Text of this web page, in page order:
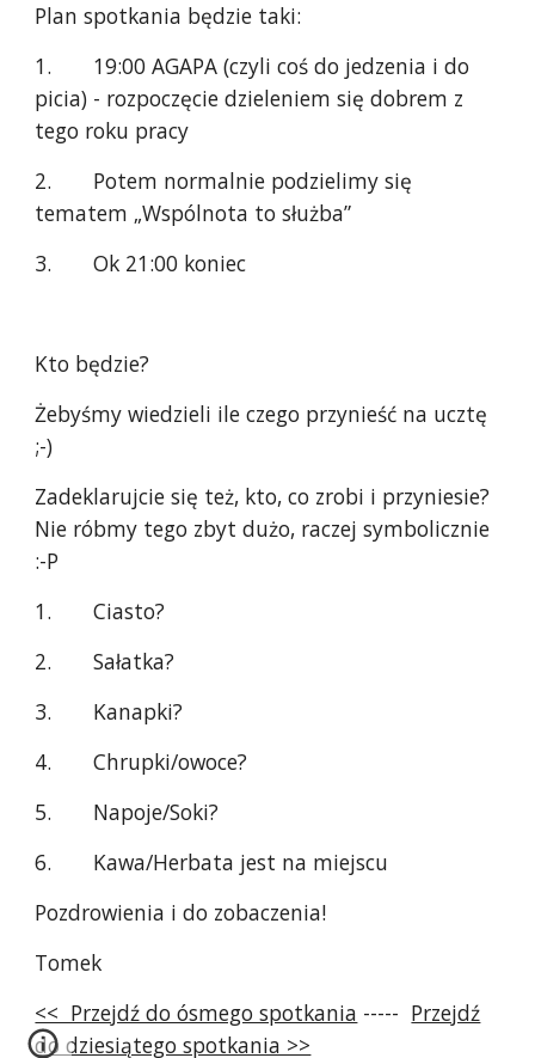
Plan spotkania będzie taki:
1. 19:00 AGAPA (czyli coś do jedzenia i do
picia) - rozpoczęcie dzieleniem się dobrem z
tego roku pracy
2. Potem normalnie podzielimy się
tematem „Wspólnota to służba”
3. Ok 21:00 koniec
Kto będzie?
Żebyśmy wiedzieli ile czego przynieść na ucztę
;-)
Zadeklarujcie się też, kto, co zrobi i przyniesie?
Nie róbmy tego zbyt dużo, raczej symbolicznie
:-P
1. Ciasto?
2. Sałatka?
3. Kanapki?
4. Chrupki/owoce?
5. Napoje/Soki?
6. Kawa/Herbata jest na miejscu
Pozdrowienia i do zobaczenia!
Tomek
<< Przejdź do ósmego spotkania ----- Przejdź
do dziesiątego spotkania >>